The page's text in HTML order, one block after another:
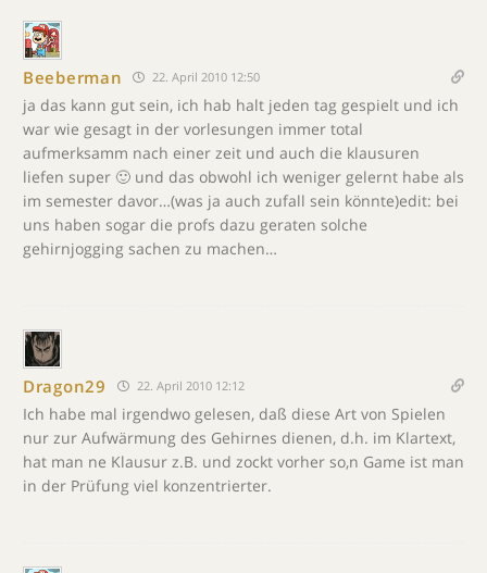
Beeberman 22. April 2010 12:50
ja das kann gut sein, ich hab halt jeden tag gespielt und ich
war wie gesagt in der vorlesungen immer total
aufmerksamm nach einer zeit und auch die klausuren
liefen super 🙂 und das obwohl ich weniger gelernt habe als
im semester davor…(was ja auch zufall sein könnte)edit: bei
uns haben sogar die profs dazu geraten solche
gehirnjogging sachen zu machen…
Dragon29 22. April 2010 12:12
Ich habe mal irgendwo gelesen, daß diese Art von Spielen
nur zur Aufwärmung des Gehirnes dienen, d.h. im Klartext,
hat man ne Klausur z.B. und zockt vorher so,n Game ist man
in der Prüfung viel konzentrierter.